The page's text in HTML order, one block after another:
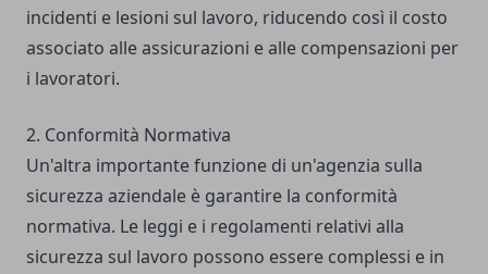
incidenti e lesioni sul lavoro, riducendo così il costo
associato alle assicurazioni e alle compensazioni per
i lavoratori.
2. Conformità Normativa
Un'altra importante funzione di un'agenzia sulla
sicurezza aziendale è garantire la conformità
normativa. Le leggi e i regolamenti relativi alla
sicurezza sul lavoro possono essere complessi e in